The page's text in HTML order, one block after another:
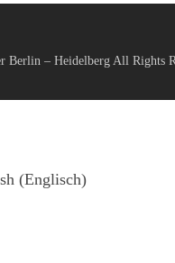
Berlin – HeidelbergAll Rights
(Englisch)